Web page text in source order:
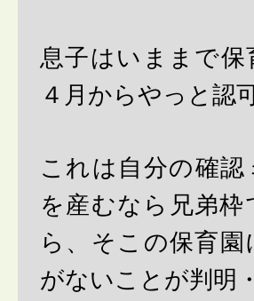
息子はいままで
４月からやっと認
これは自分の確
を産むなら兄弟
ら、そこの保育
がないことが判明